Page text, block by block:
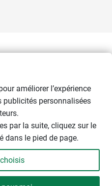
- +
améliorer l’expérience
publicités personnalisées
par la suite, cliquez sur le
dans le pied de page.